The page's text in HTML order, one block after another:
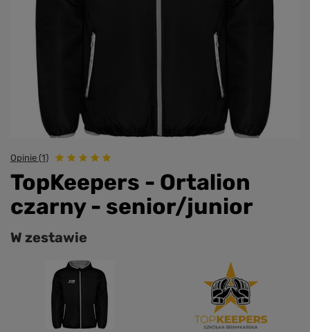
Opinie (1)
TopKeepers - Ortalion
czarny - senior/junior
W zestawie